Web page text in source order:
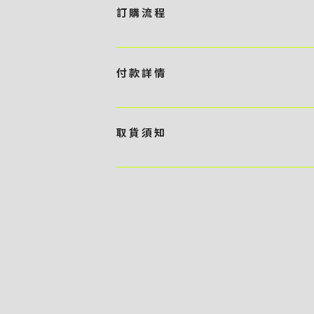
訂 購 流 程
1 / 挑選款式及設計 貴客可瀏覽 4:00AM 官方網站或親
訂購內容進行報價 3 / 確實訂單及緻付訂金 4AM 團隊依
付 款 詳 情
貴客可選擇以下方式繳付貨款： ・ 親臨工作室現金支
）交予4AM 團隊核實有關款項 - 任何轉帳或換匯交易手
取 貨 須 知
貴客可選擇以下方式提取所訂購之貨品： ​・ 工作室自